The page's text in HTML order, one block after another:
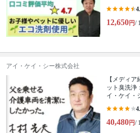
12,650円/
アイ・ケイ・シー株式会社
【メディ
ット臭洗浄
イ・ケイ・
40,480円/